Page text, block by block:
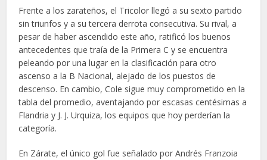
Frente a los zarateños, el Tricolor llegó a su sexto partido
sin triunfos y a su tercera derrota consecutiva. Su rival, a
pesar de haber ascendido este año, ratificó los buenos
antecedentes que traía de la Primera C y se encuentra
peleando por una lugar en la clasificación para otro
ascenso a la B Nacional, alejado de los puestos de
descenso. En cambio, Cole sigue muy comprometido en la
tabla del promedio, aventajando por escasas centésimas a
Flandria y J. J. Urquiza, los equipos que hoy perderían la
categoría.
En Zárate, el único gol fue señalado por Andrés Franzoia